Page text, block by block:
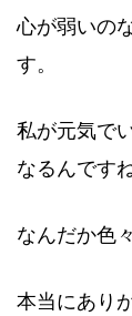
心が弱いの
す。
私が元気で
なるんですね
なんだか色
本当にあり